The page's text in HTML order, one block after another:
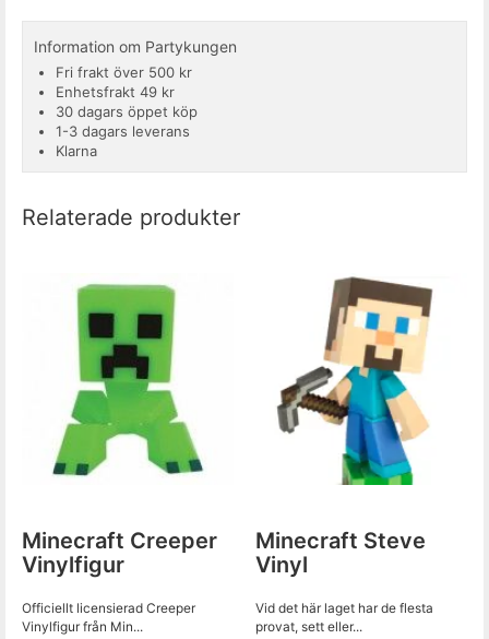
Information om Partykungen
Fri frakt över 500 kr
Enhetsfrakt 49 kr
30 dagars öppet köp
1-3 dagars leverans
Klarna
Relaterade produkter
Minecraft Creeper
Vinylfigur
Officiellt licensierad Creeper
Vinylfigur från Min...
Minecraft Steve
Vinyl
Vid det här laget har de flesta
provat, sett eller...